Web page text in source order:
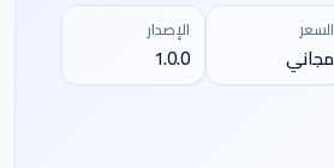
السعر
مجاني
الإصدار
1.0.0